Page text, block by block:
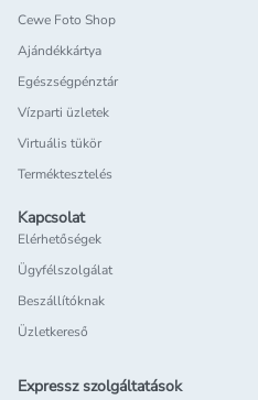
Cewe Foto Shop
Ajándékkártya
Egészségpénztár
Vízparti üzletek
Virtuális tükör
Terméktesztelés
Kapcsolat
Elérhetőségek
Ügyfélszolgálat
Beszállítóknak
Üzletkereső
Expressz szolgáltatások